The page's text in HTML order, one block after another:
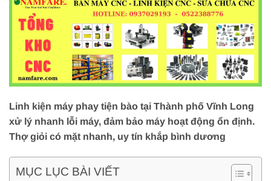
Linh kiện máy phay tiện bào tại Thành phố Vĩnh Long
xử lý nhanh lỗi máy, đảm bảo máy hoạt động ổn định.
Thợ giỏi có mặt nhanh, uy tín khắp bình dương
MỤC LỤC BÀI VIẾT